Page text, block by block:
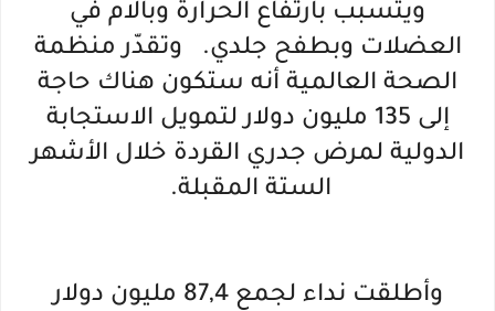
ويتسبب بارتفاع الحرارة وبآلام في
العضلات وبطفح جلدي. وتقدّر منظمة
الصحة العالمية أنه ستكون هناك حاجة
إلى 135 مليون دولار لتمويل الاستجابة
الدولية لمرض جدري القردة خلال الأشهر
الستة المقبلة.
وأطلقت نداء لجمع 87,4 مليون دولار